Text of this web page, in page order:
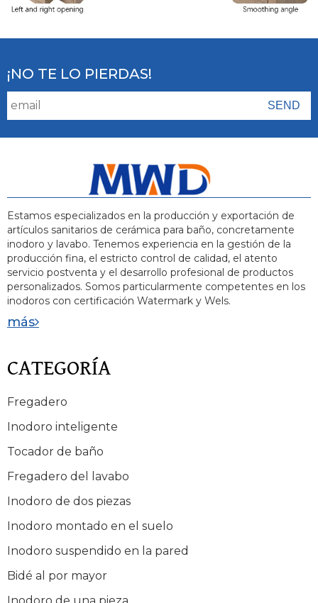
¡NO TE LO PIERDAS!
Estamos especializados en la producción y exportación de
artículos sanitarios de cerámica para baño, concretamente
inodoro y lavabo. Tenemos experiencia en la gestión de la
producción fina, el estricto control de calidad, el atento
servicio postventa y el desarrollo profesional de productos
personalizados. Somos particularmente competentes en los
inodoros con certificación Watermark y Wels.
más
CATEGORÍA
Fregadero
Inodoro inteligente
Tocador de baño
Fregadero del lavabo
Inodoro de dos piezas
Inodoro montado en el suelo
Inodoro suspendido en la pared
Bidé al por mayor